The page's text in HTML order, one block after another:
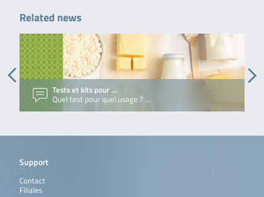
Related news
Tests et kits pour …
Quel test pour quel usage ? …
Support
Contact
Filiales